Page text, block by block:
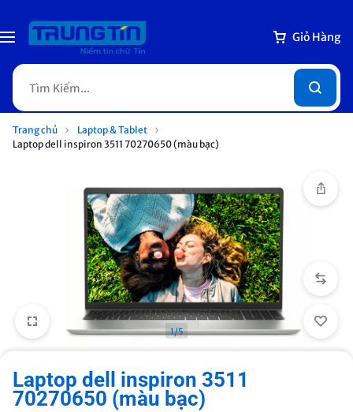
Giỏ Hàng
Trang chủ
Laptop & Tablet
Laptop dell inspiron 3511 70270650 (màu bạc)
1/5
Laptop dell inspiron 3511
70270650 (màu bạc)